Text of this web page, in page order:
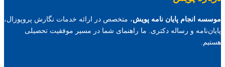
موسسه انجام پایان نامه پویش، متخصص در ارائه خدمات نگارش پروپوزال،
پایان‌نامه و رساله دکتری. ما راهنمای شما در مسیر موفقیت تحصیلی
هستیم.